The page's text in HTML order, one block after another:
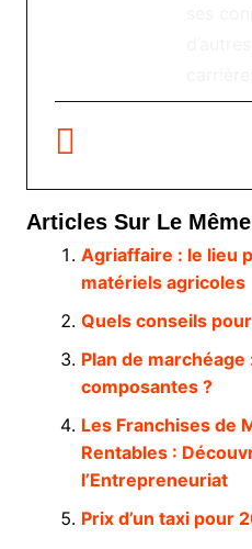
Articles Sur Le
Agriaffaire : le lieu
matériels agricoles
Quels conseils pour
Plan de
composantes ?
Les Franchises de
Rentables :
l’Entrepreneuriat
Prix d’un taxi pour